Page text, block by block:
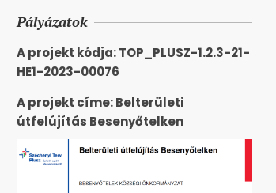
Pályázatok
A projekt kódja: TOP_PLUSZ-1.2.3-21-
HE1-2023-00076
A projekt címe: Belterületi
útfelújítás Besenyőtelken